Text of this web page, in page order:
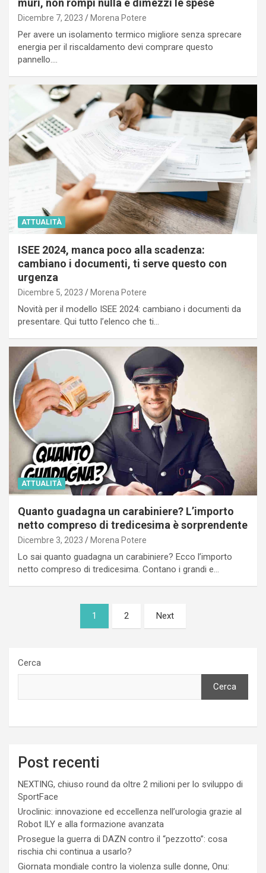
muri, non rompi nulla e dimezzi le spese
Dicembre 7, 2023 Morena Potere
Per avere un isolamento termico migliore senza sprecare
energia per il riscaldamento devi comprare questo
pannello.…
ATTUALITÀ
ISEE 2024, manca poco alla scadenza:
cambiano i documenti, ti serve questo con
urgenza
Dicembre 5, 2023 Morena Potere
Novità per il modello ISEE 2024: cambiano i documenti da
presentare. Qui tutto l’elenco che ti…
ATTUALITÀ
Quanto guadagna un carabiniere? L’importo
netto compreso di tredicesima è sorprendente
Dicembre 3, 2023 Morena Potere
Lo sai quanto guadagna un carabiniere? Ecco l’importo
netto compreso di tredicesima. Contano i grandi e…
1 2 Next
Cerca
Cerca
Post recenti
NEXTING, chiuso round da oltre 2 milioni per lo sviluppo di
SportFace
Uroclinic: innovazione ed eccellenza nell’urologia grazie al
Robot ILY e alla formazione avanzata
Prosegue la guerra di DAZN contro il “pezzotto”: cosa
rischia chi continua a usarlo?
Giornata mondiale contro la violenza sulle donne, Onu: